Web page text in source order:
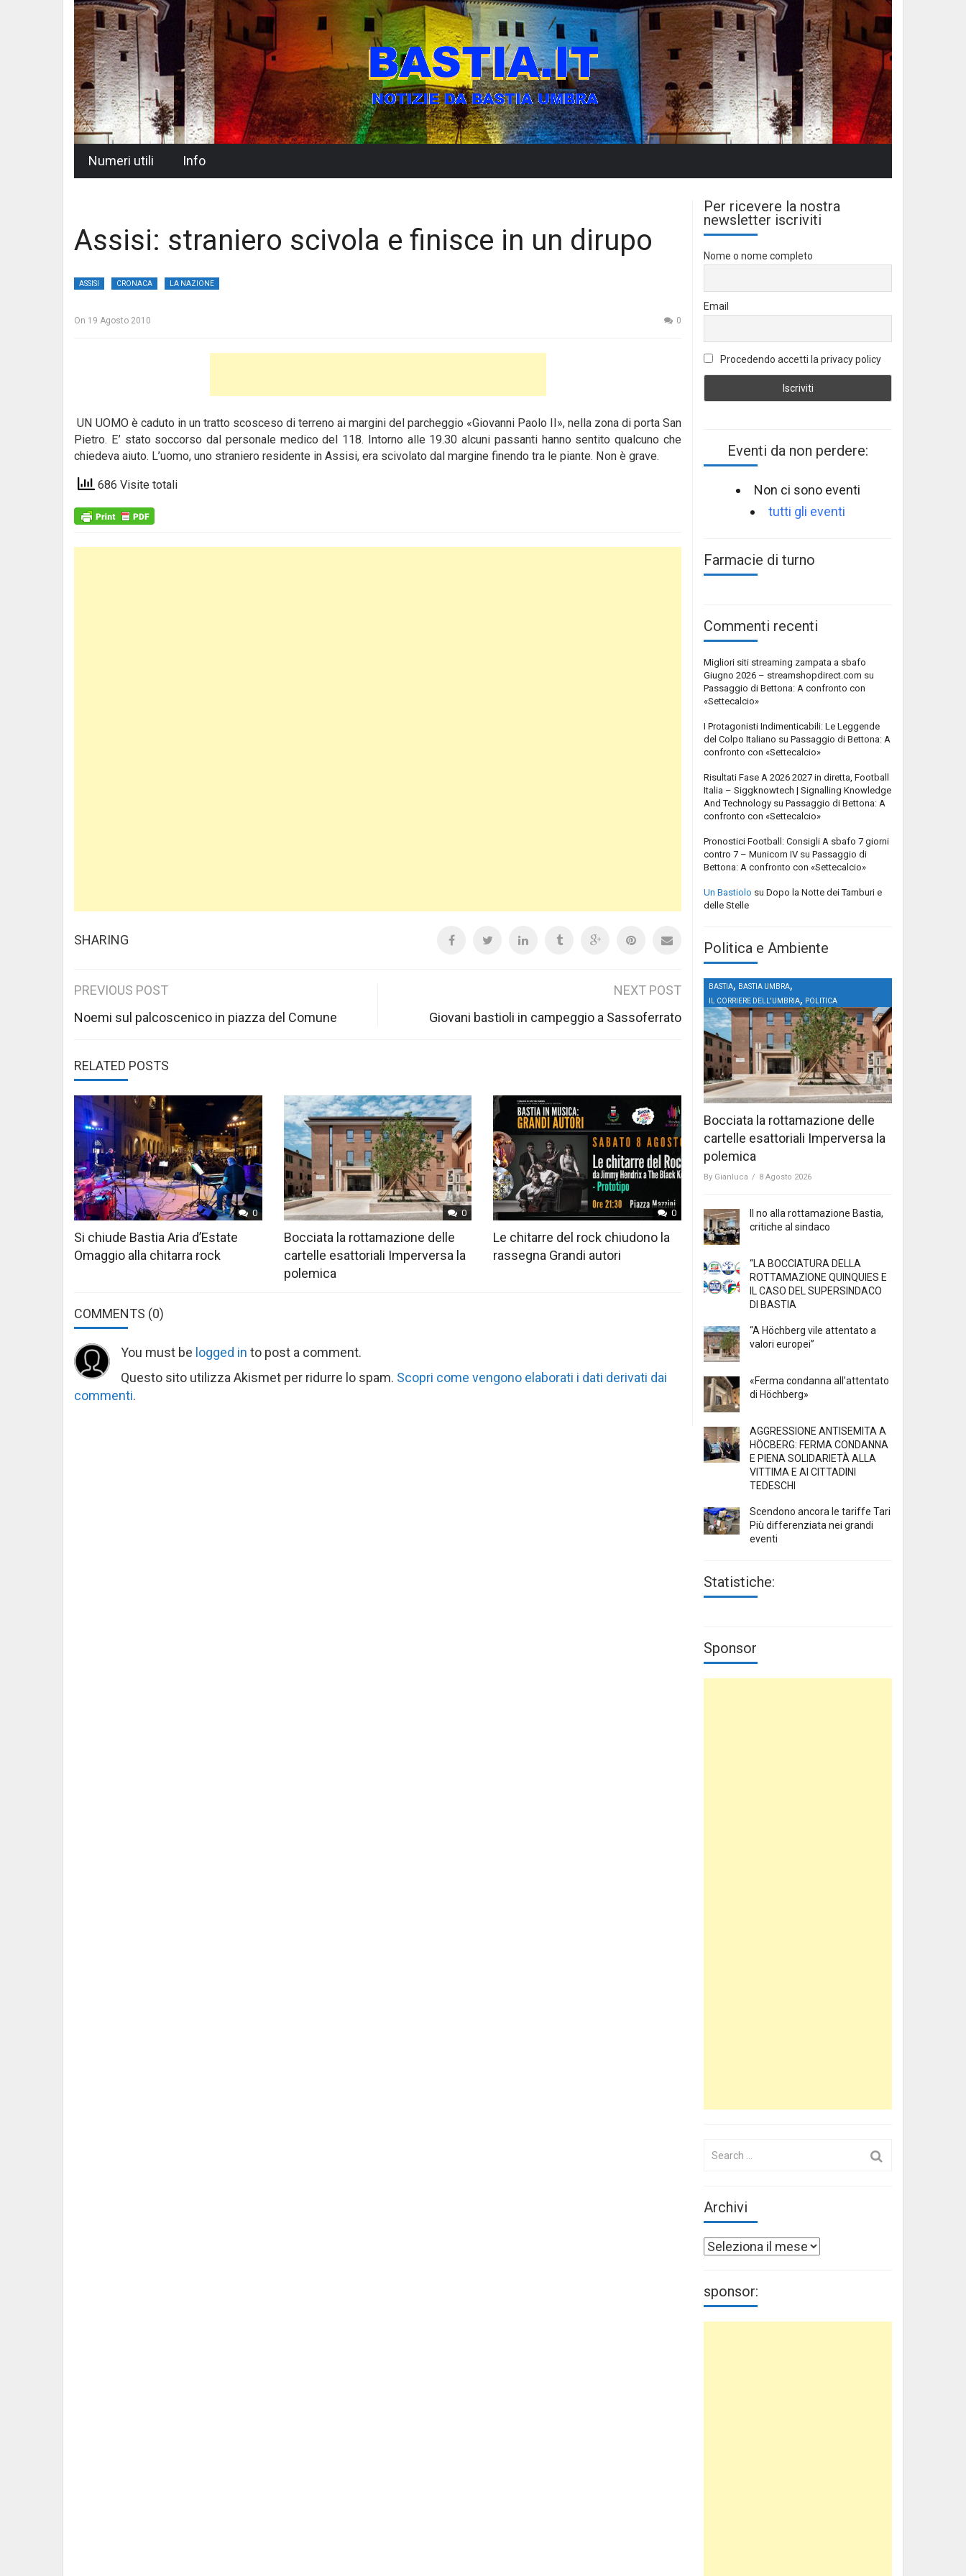
Numeri utili Info
Assisi: straniero scivola e finisce in un dirupo
ASSISI CRONACA LA NAZIONE
On 19 Agosto 2010 0
UN UOMO è caduto in un tratto scosceso di terreno ai margini del parcheggio «Giovanni Paolo II», nella zona di porta San
Pietro. E’ stato soccorso dal personale medico del 118. Intorno alle 19.30 alcuni passanti hanno sentito qualcuno che
chiedeva aiuto. L’uomo, uno straniero residente in Assisi, era scivolato dal margine finendo tra le piante. Non è grave.
686 Visite totali
SHARING
Post
navigation
PREVIOUS POST
Noemi sul palcoscenico in piazza del Comune
NEXT POST
Giovani bastioli in campeggio a Sassoferrato
RELATED POSTS
0
Si chiude Bastia Aria d’Estate
Omaggio alla chitarra rock
0
Bocciata la rottamazione delle
cartelle esattoriali Imperversa la
polemica
0
Le chitarre del rock chiudono la
rassegna Grandi autori
COMMENTS (0)
You must be logged in to post a comment.
Questo sito utilizza Akismet per ridurre lo spam. Scopri come vengono elaborati i dati derivati dai
commenti.
Per ricevere la nostra
newsletter iscriviti
Nome o nome completo
Email
Procedendo accetti la privacy policy
Eventi da non perdere:
Non ci sono eventi
tutti gli eventi
Farmacie di turno
Commenti recenti
Migliori siti streaming zampata a sbafo
Giugno 2026 – streamshopdirect.com su
Passaggio di Bettona: A confronto con
«Settecalcio»
I Protagonisti Indimenticabili: Le Leggende
del Colpo Italiano su Passaggio di Bettona: A
confronto con «Settecalcio»
Risultati Fase A 2026 2027 in diretta, Football
Italia – Siggknowtech | Signalling Knowledge
And Technology su Passaggio di Bettona: A
confronto con «Settecalcio»
Pronostici Football: Consigli A sbafo 7 giorni
contro 7 – Municorn IV su Passaggio di
Bettona: A confronto con «Settecalcio»
Un Bastiolo su Dopo la Notte dei Tamburi e
delle Stelle
Politica e Ambiente
BASTIA, BASTIA UMBRA,
IL CORRIERE DELL'UMBRIA, POLITICA
Bocciata la rottamazione delle
cartelle esattoriali Imperversa la
polemica
By Gianluca / 8 Agosto 2026
Il no alla rottamazione Bastia,
critiche al sindaco
“LA BOCCIATURA DELLA
ROTTAMAZIONE QUINQUIES E
IL CASO DEL SUPERSINDACO
DI BASTIA
“A Höchberg vile attentato a
valori europei”
«Ferma condanna all’attentato
di Höchberg»
AGGRESSIONE ANTISEMITA A
HÖCBERG: FERMA CONDANNA
E PIENA SOLIDARIETÀ ALLA
VITTIMA E AI CITTADINI
TEDESCHI
Scendono ancora le tariffe Tari
Più differenziata nei grandi
eventi
Statistiche:
Sponsor
Archivi
Archivi
sponsor: